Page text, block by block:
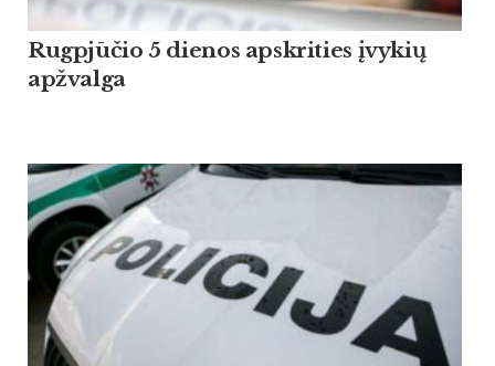
Rugpjūčio 5 dienos apskrities įvykių
apžvalga